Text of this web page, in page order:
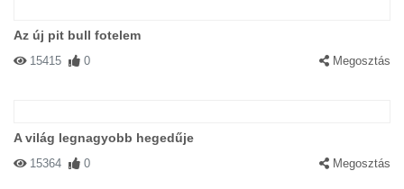
Az új pit bull fotelem
15415 0 Megosztás
A világ legnagyobb hegedűje
15364 0 Megosztás